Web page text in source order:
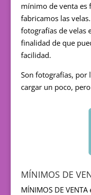
mínimo de venta es
fabricamos las
fotografías de velas
finalidad de que
facilidad.
Son fotografías, por
cargar un poco,
MÍNIMOS DE
MÍNIMOS DE